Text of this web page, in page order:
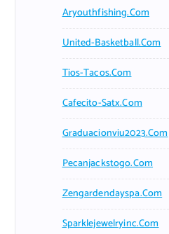
Aryouthfishing.com
United-Basketball.com
Tios-Tacos.com
Cafecito-Satx.com
Graduacionviu2023.com
Pecanjackstogo.com
Zengardendayspa.com
Sparklejewelryinc.com